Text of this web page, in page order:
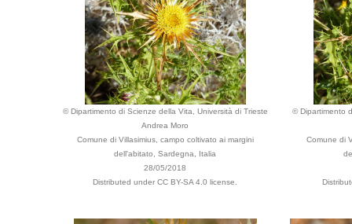
© Dipartimento di Scienze della Vita, Università di Trieste
Andrea Moro
Comune di Villasimius, campo coltivato ai margini
dell'abitato, Sardegna, Italia
28/05/2018
Distributed under CC BY-SA 4.0 license.
© Dipartimento
Comune di